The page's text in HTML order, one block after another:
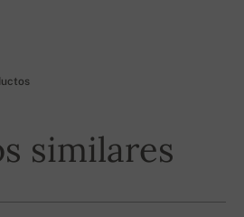
similares